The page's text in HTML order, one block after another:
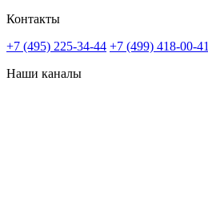
Контакты
+7 (495) 225-34-44 +7 (499) 418-00-41
Наши каналы